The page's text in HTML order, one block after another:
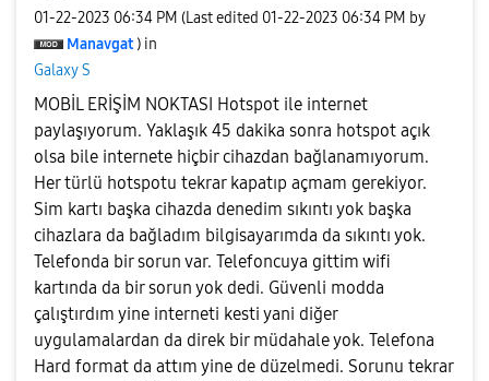
‎01-22-2023 06:34 PM (Last edited ‎01-22-2023 06:34 PM by
Manavgat ) in
Galaxy S
MOBİL ERİŞİM NOKTASI Hotspot ile internet
paylaşıyorum. Yaklaşık 45 dakika sonra hotspot açık
olsa bile internete hiçbir cihazdan bağlanamıyorum.
Her türlü hotspotu tekrar kapatıp açmam gerekiyor.
Sim kartı başka cihazda denedim sıkıntı yok başka
cihazlara da bağladım bilgisayarımda da sıkıntı yok.
Telefonda bir sorun var. Telefoncuya gittim wifi
kartında da bir sorun yok dedi. Güvenli modda
çalıştırdım yine interneti kesti yani diğer
uygulamalardan da direk bir müdahale yok. Telefona
Hard format da attım yine de düzelmedi. Sorunu tekrar